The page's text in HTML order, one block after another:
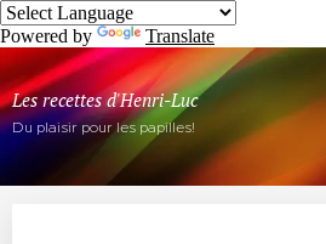
Powered by Translate
Les recettes d'Henri-Luc
Du plaisir pour les papilles!